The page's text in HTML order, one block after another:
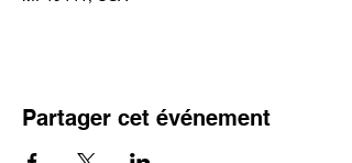
Partager cet événement